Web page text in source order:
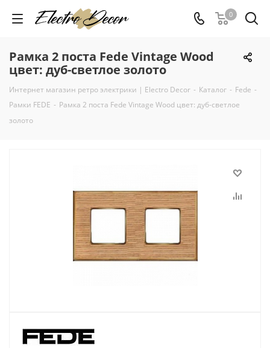
0
Рамка 2 поста Fede Vintage Wood
цвет: дуб-светлое золото
Интернет магазин ретро электрики | Electro Decor - Каталог - Fede -
Рамки FEDE - Рамка 2 поста Fede Vintage Wood цвет: дуб-светлое
золото